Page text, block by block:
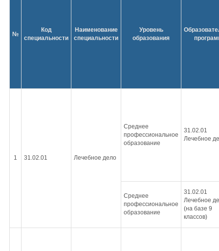
№
Код
специальности
Наименование
специальности
Уровень
образования
1 31.02.01 Лечебное дело
Среднее
профессиональное
образование
31.02.01
Лечебное
Среднее
профессиональное
образование
31.02.01
Лечебное
(на базе 9
классов)